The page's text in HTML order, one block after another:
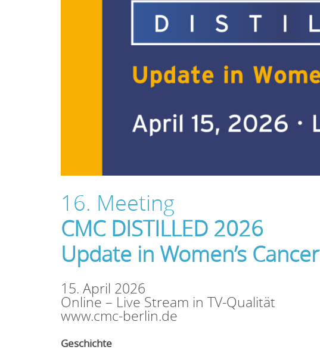
16. Meeting
CMC DISTILLED 2026
Update in Women’s Cancer
15. April 2026
Online – Live Stream in TV-Qualität
www.cmc-berlin.de
Geschichte